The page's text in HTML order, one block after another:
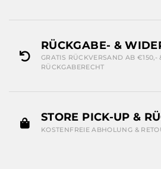
RÜCKGABE- &
GRATIS RÜCKVERSAND AB €150,-
RÜCKGABERECHT
STORE PICK-UP &
KOSTENFREIE ABHOLUNG &